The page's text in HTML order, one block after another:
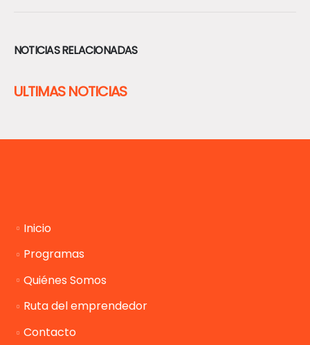
NOTICIAS RELACIONADAS
ULTIMAS NOTICIAS
Inicio
Programas
Quiénes Somos
Ruta del emprendedor
Contacto